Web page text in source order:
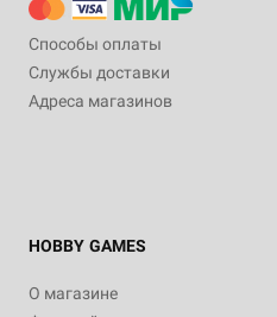
Способы оплаты
Службы доставки
Адреса магазинов
HOBBY GAMES
О магазине